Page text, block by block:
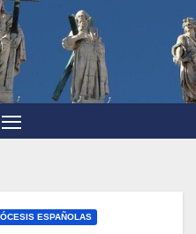
ESPAÑOLAS